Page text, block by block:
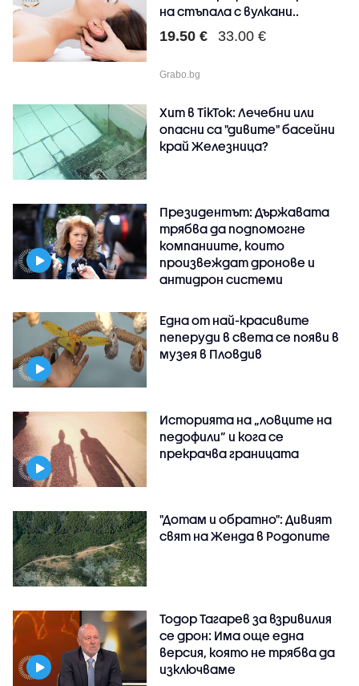
на стъпала с вулкани..
19.50 € 33.00 €
Grabo.bg
Хит в TikTok: Лечебни или
опасни са "дивите" басейни
край Железница?
Президентът: Държавата
трябва да подпомогне
компаниите, които
произвеждат дронове и
антидрон системи
Една от най-красивите
пеперуди в света се появи в
музея в Пловдив
Историята на „ловците на
педофили” и кога се
прекрачва границата
"Дотам и обратно": Дивият
свят на Женда в Родопите
Тодор Тагарев за взривилия
се дрон: Има още една
версия, която не трябва да
изключваме